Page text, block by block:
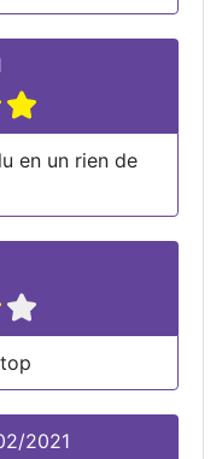
en un rien de
2021